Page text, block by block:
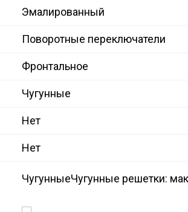
Эмалированный
Поворотные переключатели
Фронтальное
Чугунные
Нет
Нет
ЧугунныеЧугунные решетки: